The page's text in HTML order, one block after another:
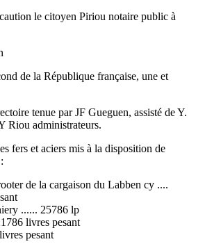
le citoyen Piriou notaire public à
de la République française, une et
tenue par JF Gueguen, assisté de Y.
Riou administrateurs.
fers et aciers mis à la disposition de
de la cargaison du Labben cy ....
...... 25786 lp
livres pesant
pesant